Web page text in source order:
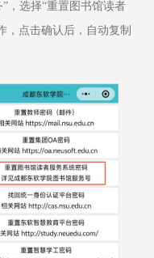
，选择“重置图书馆读者
，点击确认后，自动复制